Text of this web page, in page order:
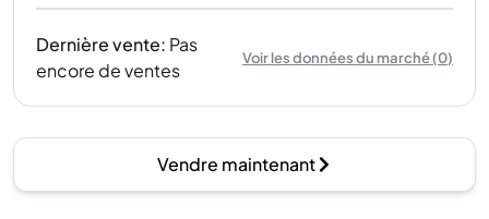
Dernière vente: Pas
encore de ventes
Voir les données du marché(0)
Vendre maintenant